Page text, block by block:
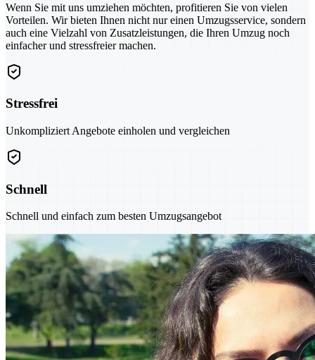
Wenn Sie mit uns umziehen möchten, profitieren Sie von vielen
Vorteilen. Wir bieten Ihnen nicht nur einen Umzugsservice, sondern
auch eine Vielzahl von Zusatzleistungen, die Ihren Umzug noch
einfacher und stressfreier machen.
Stressfrei
Unkompliziert Angebote einholen und vergleichen
Schnell
Schnell und einfach zum besten Umzugsangebot